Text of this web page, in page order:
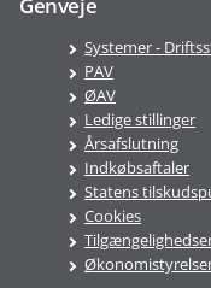
Genveje
Systemer -
PAV
ØAV
Ledige stillinger
Årsafslutning
Indkøbsaftaler
Statens
Cookies